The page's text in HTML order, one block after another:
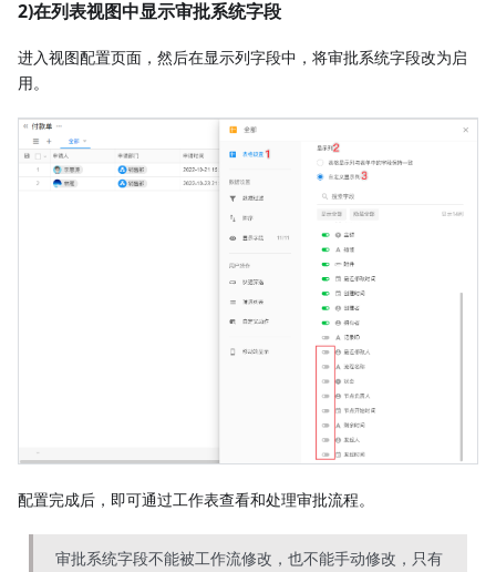
2)在列表视图中显示审批系统字段
进入视图配置页面，然后在显示列字段中，将审批系统字段改为启
用。
配置完成后，即可通过工作表查看和处理审批流程。
审批系统字段不能被工作流修改，也不能手动修改，只有